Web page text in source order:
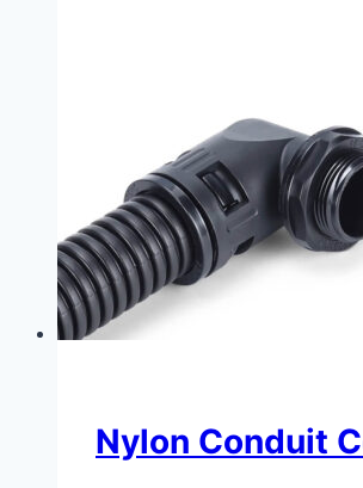
Nylon Conduit